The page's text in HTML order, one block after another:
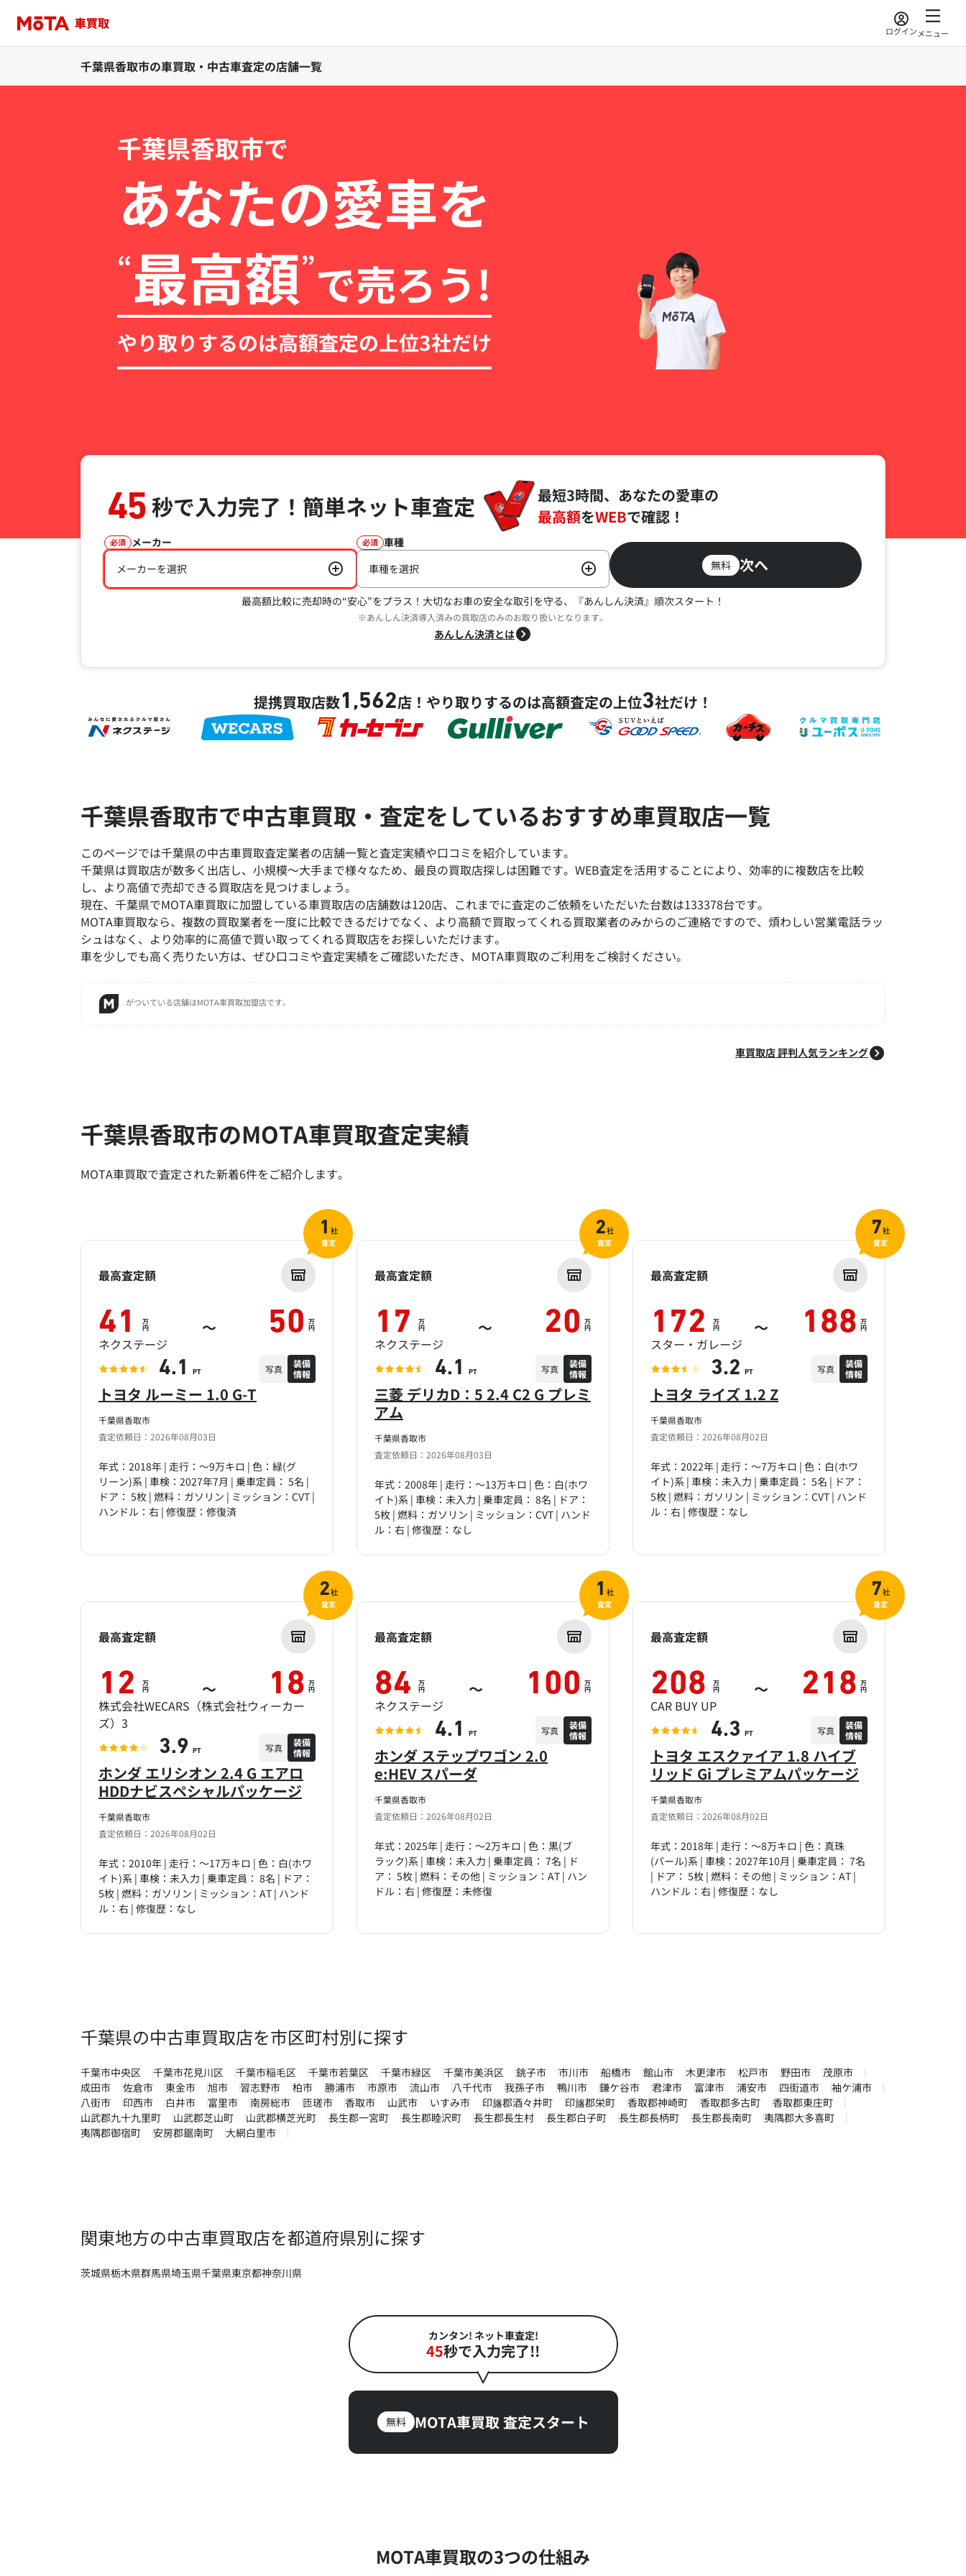
ログインメニュー
千葉県香取市の車買取・中古車査定の店舗一覧
千葉県香取市で
あなたの愛車を
“最高額”で売ろう!
やり取りするのは高額査定の上位3社だけ
45秒で入力完了！ 簡単ネット車査定
最短3時間、あなたの愛車の
最高額をWEBで確認！
必須 メーカー
メーカーを選択
必須 車種
車種を選択
無料 次へ
最高額比較に売却時の“安心”をプラス！ 大切なお車の安全な取引を守る、『あんしん決済』順次スタート！
※あんしん決済導入済みの買取店のみのお取り扱いとなります。
あんしん決済とは
提携買取店数1,562店！ やり取りするのは高額査定の上位3社だけ！
千葉県香取市で中古車買取・査定をしているおすすめ車買取店一覧
このページでは千葉県の中古車買取査定業者の店舗一覧と査定実績や口コミを紹介しています。
千葉県は買取店が数多く出店し、小規模～大手まで様々なため、最良の買取店探しは困難です。WEB査定を活用することにより、効率的に複数店を比較
し、より高値で売却できる買取店を見つけましょう。
現在、千葉県でMOTA車買取に加盟している車買取店の店舗数は120店、これまでに査定のご依頼をいただいた台数は133378台です。
MOTA車買取なら、複数の買取業者を一度に比較できるだけでなく、より高額で買取ってくれる買取業者のみからのご連絡ですので、煩わしい営業電話ラッ
シュはなく、より効率的に高値で買い取ってくれる買取店をお探しいただけます。
車を少しでも高く売りたい方は、ぜひ口コミや査定実績をご確認いただき、MOTA車買取のご利用をご検討ください。
がついている店舗はMOTA車買取加盟店です。
車買取店 評判人気ランキング
千葉県香取市のMOTA車買取査定実績
MOTA車買取で査定された新着6件をご紹介します。
千葉県香取市
査定依頼日：2026年08月03日
トヨタ ルーミー 1.0 G-T
年式：2018年 | 走行：～9万キロ | 色：緑(グ
リーン)系 | 車検：2027年7月 | 乗車定員： 5名 |
ドア： 5枚 | 燃料：ガソリン | ミッション：CVT |
ハンドル：右 | 修復歴：修復済
最高査定額
41 万
円 ～ 50 万
円
ネクステージ
4.1 PT 写真
装備
情報
1 社
査定
千葉県香取市
査定依頼日：2026年08月03日
三菱 デリカD：5 2.4 C2 G プレミ
アム
年式：2008年 | 走行：～13万キロ | 色：白(ホワ
イト)系 | 車検：未入力 | 乗車定員： 8名 | ドア：
5枚 | 燃料：ガソリン | ミッション：CVT | ハンド
ル：右 | 修復歴：なし
最高査定額
17 万
円 ～ 20 万
円
ネクステージ
4.1 PT 写真
装備
情報
2社
査定
千葉県香取市
査定依頼日：2026年08月02日
トヨタ ライズ 1.2 Z
年式：2022年 | 走行：～7万キロ | 色：白(ホワ
イト)系 | 車検：未入力 | 乗車定員： 5名 | ドア：
5枚 | 燃料：ガソリン | ミッション：CVT | ハンド
ル：右 | 修復歴：なし
最高査定額
172 万
円 ～ 188 万
円
スター・ガレージ
3.2 PT 写真
装備
情報
7社
査定
千葉県香取市
査定依頼日：2026年08月02日
ホンダ エリシオン 2.4 G エアロ
HDDナビスペシャルパッケージ
年式：2010年 | 走行：～17万キロ | 色：白(ホワ
イト)系 | 車検：未入力 | 乗車定員： 8名 | ドア：
5枚 | 燃料：ガソリン | ミッション：AT | ハンド
ル：右 | 修復歴：なし
最高査定額
12 万
円 ～ 18 万
円
株式会社WECARS（株式会社ウィーカー
ズ）3
3.9 PT 写真
装備
情報
2社
査定
千葉県香取市
査定依頼日：2026年08月02日
ホンダ ステップワゴン 2.0
e:HEV スパーダ
年式：2025年 | 走行：～2万キロ | 色：黒(ブ
ラック)系 | 車検：未入力 | 乗車定員： 7名 | ド
ア： 5枚 | 燃料：その他 | ミッション：AT | ハン
ドル：右 | 修復歴：未修復
最高査定額
84 万
円 ～ 100 万
円
ネクステージ
4.1 PT 写真
装備
情報
1 社
査定
千葉県香取市
査定依頼日：2026年08月02日
トヨタ エスクァイア 1.8 ハイブ
リッド Gi プレミアムパッケージ
年式：2018年 | 走行：～8万キロ | 色：真珠
(パール)系 | 車検：2027年10月 | 乗車定員： 7名
| ドア： 5枚 | 燃料：その他 | ミッション：AT |
ハンドル：右 | 修復歴：なし
最高査定額
208 万
円 ～ 218 万
円
CAR BUY UP
4.3 PT 写真
装備
情報
7社
査定
千葉県の中古車買取店を市区町村別に探す
千葉市中央区 千葉市花見川区 千葉市稲毛区 千葉市若葉区 千葉市緑区 千葉市美浜区 銚子市 市川市 船橋市 館山市 木更津市 松戸市 野田市
茂原市
成田市
佐倉市 東金市 旭市 習志野市 柏市 勝浦市 市原市 流山市 八千代市 我孫子市 鴨川市 鎌ケ谷市 君津市 富津市 浦安市 四街道市
袖ケ浦市
八街市
印西市 白井市 富里市 南房総市 匝瑳市 香取市 山武市 いすみ市 印旛郡酒々井町 印旛郡栄町 香取郡神崎町 香取郡多古町
香取郡東庄町
山武郡九十九里町
山武郡芝山町 山武郡横芝光町 長生郡一宮町 長生郡睦沢町 長生郡長生村 長生郡白子町 長生郡長柄町 長生郡長南町
夷隅郡大多喜町
夷隅郡御宿町
安房郡鋸南町 大網白里市
関東地方の中古車買取店を都道府県別に探す
茨城県栃木県群馬県埼玉県千葉県東京都神奈川県
カンタン! ネット車査定!
45秒で入力完了!!
無料 MOTA車買取 査定スタート
MOTA車買取の3つの仕組み